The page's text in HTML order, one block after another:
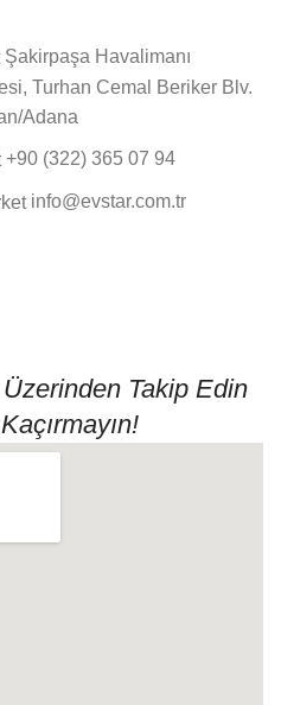
Şakirpaşa Havalimanı
Turhan Cemal Beriker Blv.
Adana
+90 (322) 365 07 94
info@evstar.com.tr
Takip Edin